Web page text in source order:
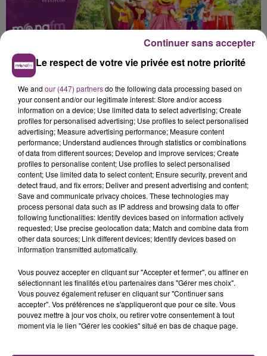
8 avril 2026
GAGNEZ VOS ENTRÉES POUR PLOPSALAND
BELGUIM
Jouez par SMS en envoyant MONA au 7 17 17 (2 x 0,75€
+ coût éventuel selon opérateur)
8 avril 2026
GAGNEZ VOS ENTRÉES POUR DENNLYS PARC
Jouez par SMS en envoyant MONA au 7 17 17 (2 x 0,75€
Le respect de votre vie privée est notre priorité
We and our (447) partnersdo the following data processing based on
your consent and/or our legitimate interest: Store and/or access
information on a device; Use limited data to select advertising; Create
profiles for personalised advertising; Use profiles to select personalised
advertising; Measure advertising performance; Measure content
performance; Understand audiences through statistics or combinations
of data from different sources; Develop and improve services; Create
profiles to personalise content; Use profiles to select personalised
content; Use limited data to select content; Ensure security, prevent and
detect fraud, and fix errors; Deliver and present advertising and content;
Save and communicate privacy choices. These technologies may
process personal data such as IP address and browsing data to offer
following functionalities: Identify devices based on information actively
requested; Use precise geolocation data; Match and combine data from
other data sources; Link different devices; Identify devices based on
information transmitted automatically.
Vous pouvez accepter en cliquant sur "Accepter et fermer", ou affiner en
sélectionnant les finalités et/ou partenaires dans "Gérer mes choix".
Vous pouvez également refuser en cliquant sur "Continuer sans
accepter". Vos préférences ne s'appliqueront que pour ce site. Vous
pouvez mettre à jour vos choix, ou retirer votre consentement à tout
moment via le lien "Gérer les cookies" situé en bas de chaque page.
Continuer sans accepter